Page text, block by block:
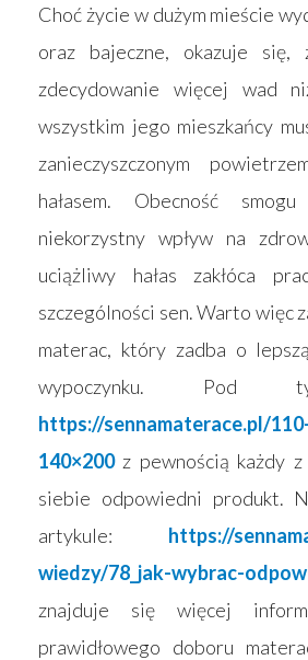
Choć życie w dużym mieście
oraz bajeczne, okazuje się,
zdecydowanie więcej wad
wszystkim jego mieszkańcy
zanieczyszczonym
hałasem. Obecność
niekorzystny wpływ na
uciążliwy hałas zakłóca
szczególności sen. Warto więc
materac, który zadba o
wypoczynku. Pod
https://sennamaterace.pl/
140×200z pewnością każdy z
siebie odpowiedni produkt.
artykule: https://
wiedzy/78_jak-wybrac-
znajduje się więcej
prawidłowego doboru